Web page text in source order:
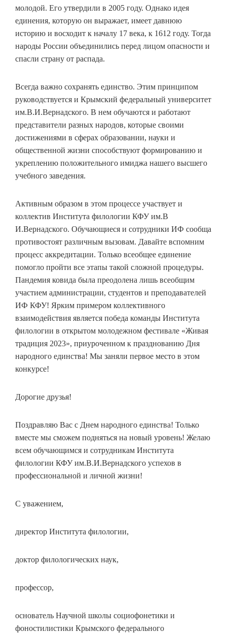
молодой. Его утвердили в 2005 году. Однако идея
единения, которую он выражает, имеет давнюю
историю и восходит к началу 17 века, к 1612 году. Тогда
народы России объединились перед лицом опасности и
спасли страну от распада.
Всегда важно сохранять единство. Этим принципом
руководствуется и Крымский федеральный университет
им.В.И.Вернадского. В нем обучаются и работают
представители разных народов, которые своими
достижениями в сферах образовании, науки и
общественной жизни способствуют формированию и
укреплению положительного имиджа нашего высшего
учебного заведения.
Активным образом в этом процессе участвует и
коллектив Института филологии КФУ им.В
И.Вернадского. Обучающиеся и сотрудники ИФ сообща
противостоят различным вызовам. Давайте вспомним
процесс аккредитации. Только всеобщее единение
помогло пройти все этапы такой сложной процедуры.
Пандемия ковида была преодолена лишь всеобщим
участием администрации, студентов и преподавателей
ИФ КФУ! Ярким примером коллективного
взаимодействия является победа команды Института
филологии в открытом молодежном фестивале «Живая
традиция 2023», приуроченном к празднованию Дня
народного единства! Мы заняли первое место в этом
конкурсе!
Дорогие друзья!
Поздравляю Вас с Днем народного единства! Только
вместе мы сможем подняться на новый уровень! Желаю
всем обучающимся и сотрудникам Института
филологии КФУ им.В.И.Вернадского успехов в
профессиональной и личной жизни!
С уважением,
директор Института филологии,
доктор филологических наук,
профессор,
основатель Научной школы социофонетики и
фоностилистики Крымского федерального